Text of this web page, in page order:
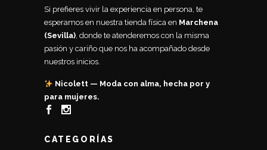
Si prefieres vivir la experiencia en persona, te
esperamos en nuestra tienda física en Marchena
(Sevilla), donde te atenderemos con la misma
pasión y cariño que nos ha acompañado desde
nuestros inicios.
Nicolett — Moda con alma, hecha por y
para mujeres.
CATEGORÍAS